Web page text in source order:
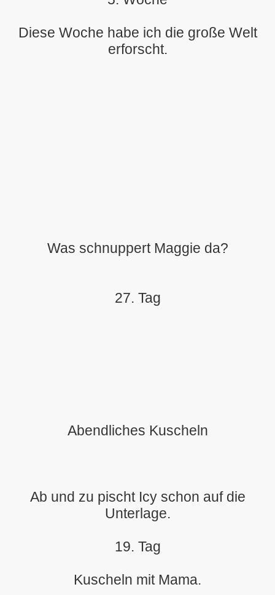
Diese Woche habe ich die große Welt
erforscht.
Was schnuppert Maggie da?
27. Tag
Abendliches Kuscheln
Ab und zu pischt Icy schon auf die
Unterlage.
19. Tag
Kuscheln mit Mama.